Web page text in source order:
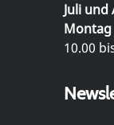
Juli und
10.00